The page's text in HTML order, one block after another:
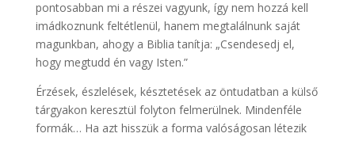
pontosabban mi a részei vagyunk, így nem hozzá kell
imádkoznunk feltétlenül, hanem megtalálnunk saját
magunkban, ahogy a Biblia tanítja: „Csendesedj el,
hogy megtudd én vagy Isten.”
Érzések, észlelések, késztetések az öntudatban a külső
tárgyakon keresztül folyton felmerülnek. Mindenféle
formák… Ha azt hisszük a forma valóságosan létezik